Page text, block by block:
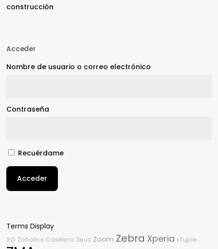
construcción
Acceder
Nombre de usuario o correo electrónico
Contraseña
Recuérdame
Acceder
Terms Display
XO Zoholics Casillero Zeus Zoom Zebra Xperia xTuple